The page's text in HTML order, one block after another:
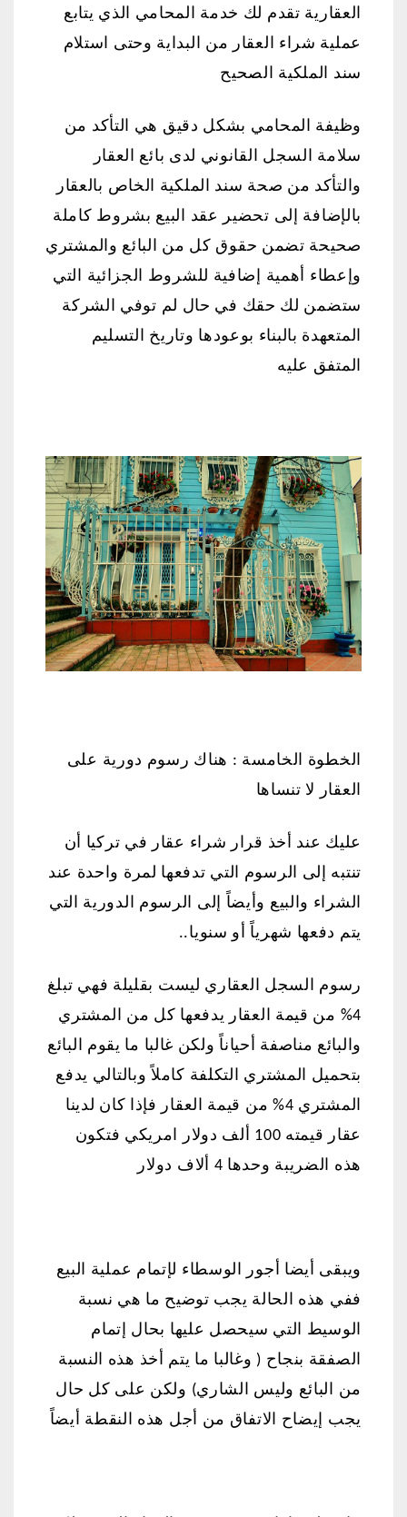
العقارية تقدم لك خدمة المحامي الذي يتابع
عملية شراء العقار من البداية وحتى استلام
سند الملكية الصحيح
وظيفة المحامي بشكل دقيق هي التأكد من
سلامة السجل القانوني لدى بائع العقار
والتأكد من صحة سند الملكية الخاص بالعقار
بالإضافة إلى تحضير عقد البيع بشروط كاملة
صحيحة تضمن حقوق كل من البائع والمشتري
وإعطاء أهمية إضافية للشروط الجزائية التي
ستضمن لك حقك في حال لم توفي الشركة
المتعهدة بالبناء بوعودها وتاريخ التسليم
المتفق عليه
الخطوة الخامسة : هناك رسوم دورية على
العقار لا تنساها
عليك عند أخذ قرار شراء عقار في تركيا أن
تنتبه إلى الرسوم التي تدفعها لمرة واحدة عند
الشراء والبيع وأيضاً إلى الرسوم الدورية التي
يتم دفعها شهرياً أو سنويا..
رسوم السجل العقاري ليست بقليلة فهي تبلغ
4% من قيمة العقار يدفعها كل من المشتري
والبائع مناصفة أحياناً ولكن غالبا ما يقوم البائع
بتحميل المشتري التكلفة كاملاً وبالتالي يدفع
المشتري 4% من قيمة العقار فإذا كان لدينا
عقار قيمته 100 ألف دولار امريكي فتكون
هذه الضريبة وحدها 4 ألاف دولار
ويبقى أيضا أجور الوسطاء لإتمام عملية البيع
ففي هذه الحالة يجب توضيح ما هي نسبة
الوسيط التي سيحصل عليها بحال إتمام
الصفقة بنجاح ( وغالبا ما يتم أخذ هذه النسبة
من البائع وليس الشاري) ولكن على كل حال
يجب إيضاح الاتفاق من أجل هذه النقطة أيضاً